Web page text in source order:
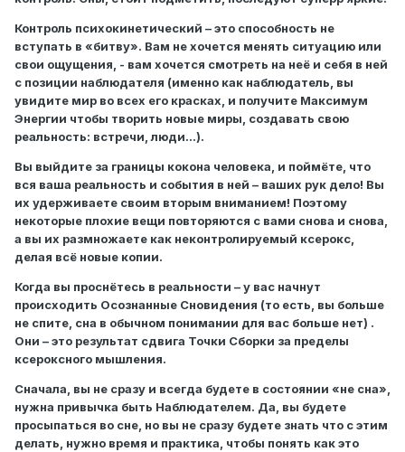
Контроль психокинетический – это способность не
вступать в «битву». Вам не хочется менять ситуацию или
свои ощущения, - вам хочется смотреть на неё и себя в ней
с позиции наблюдателя (именно как наблюдатель, вы
увидите мир во всех его красках, и получите Максимум
Энергии чтобы творить новые миры, создавать свою
реальность: встречи, люди…).
Вы выйдите за границы кокона человека, и поймёте, что
вся ваша реальность и события в ней – ваших рук дело! Вы
их удерживаете своим вторым вниманием! Поэтому
некоторые плохие вещи повторяются с вами снова и снова,
а вы их размножаете как неконтролируемый ксерокс,
делая всё новые копии.
Когда вы проснётесь в реальности – у вас начнут
происходить Осознанные Сновидения (то есть, вы больше
не спите, сна в обычном понимании для вас больше нет) .
Они – это результат сдвига Точки Сборки за пределы
ксероксного мышления.
Сначала, вы не сразу и всегда будете в состоянии «не сна»,
нужна привычка быть Наблюдателем. Да, вы будете
просыпаться во сне, но вы не сразу будете знать что с этим
делать, нужно время и практика, чтобы понять как это